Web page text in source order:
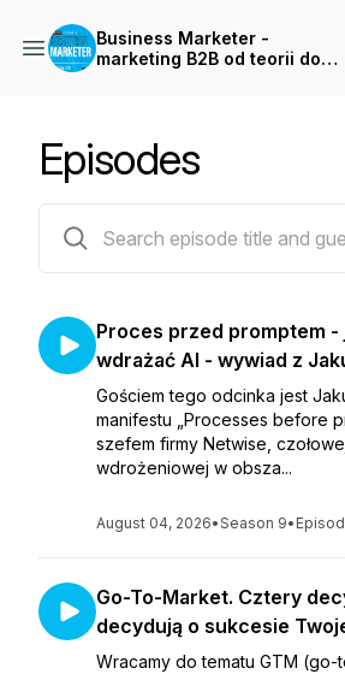
Business Marketer -
marketing B2B od teorii do
Episodes
Proces przed promptem
wdrażać AI - wywiad z
Gościem tego odcinka jest
manifestu „Processes before
szefem firmy Netwise,
wdrożeniowej w obsza...
August 04, 2026•Season 9•
Go-To-Market. Cztery
decydują o sukcesie
Wracamy do tematu GTM (go-